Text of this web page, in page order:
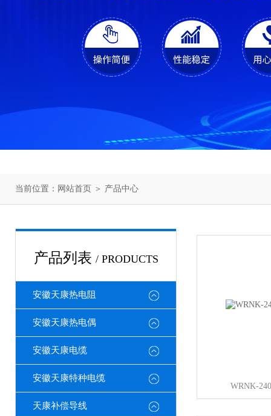
当前位置： 网站首页 ＞ 产品中心
产品列表 / PRODUCTS
安徽天康热电阻
安徽天康热电偶
安徽天康电缆
安徽天康特种电缆
天康补偿导线
WRNK-